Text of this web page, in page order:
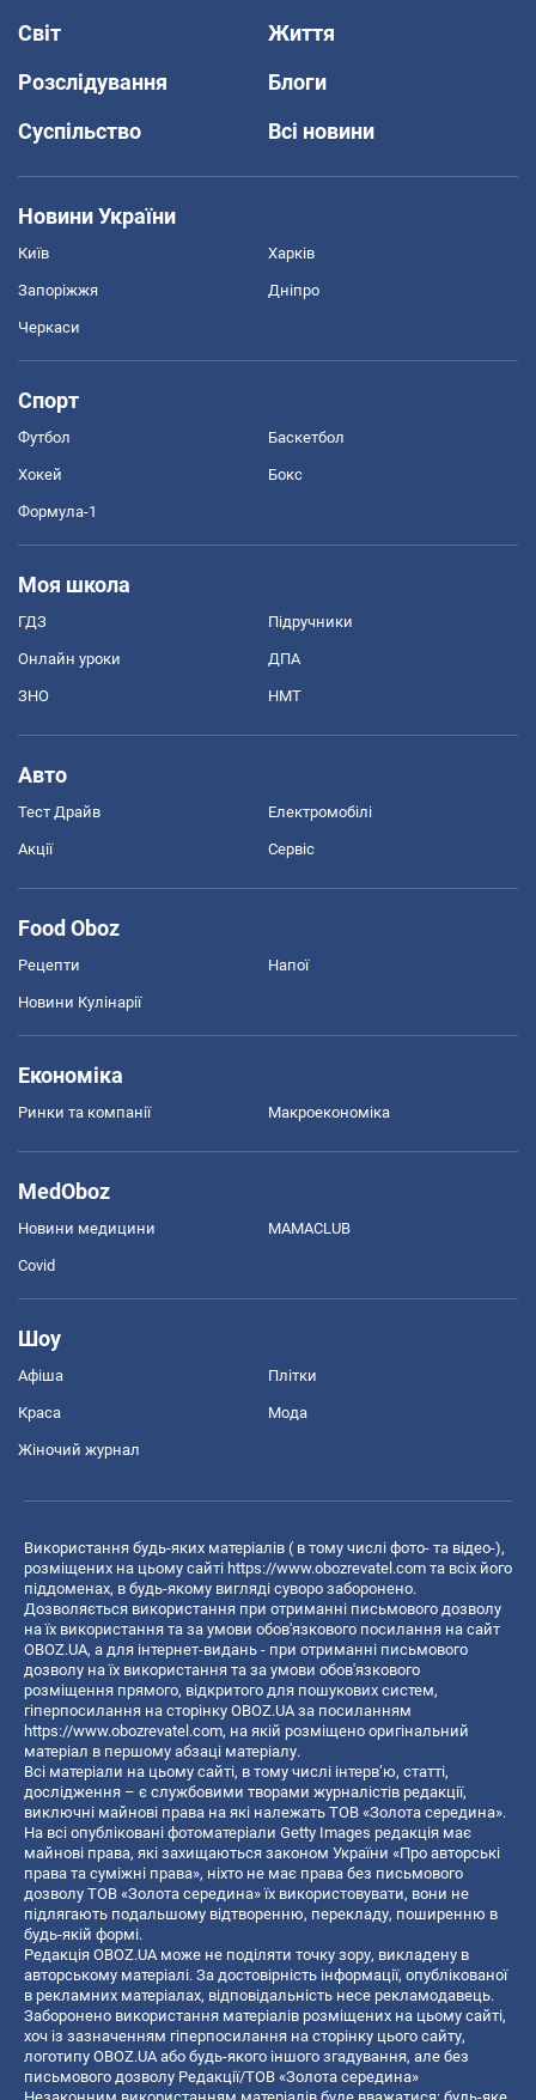
Світ
Життя
Розслідування
Блоги
Суспільство
Всі новини
Новини України
Київ Харків
Запоріжжя Дніпро
Черкаси
Спорт
Футбол Баскетбол
Хокей Бокс
Формула-1
Моя школа
ГДЗ Підручники
Онлайн уроки ДПА
ЗНО НМТ
Авто
Тест Драйв Електромобілі
Акції Сервіс
Food Oboz
Рецепти Напої
Новини Кулінарії
Економіка
Ринки та компанії Макроекономіка
MedOboz
Новини медицини MAMACLUB
Covid
Шоу
Афіша Плітки
Краса Мода
Жіночий журнал
Використання будь-яких матеріалів ( в тому числі фото- та відео-),
розміщених на цьому сайті https://www.obozrevatel.com та всіх його
піддоменах, в будь-якому вигляді суворо заборонено.
Дозволяється використання при отриманні письмового дозволу
на їх використання та за умови обов'язкового посилання на сайт
OBOZ.UA, а для інтернет-видань - при отриманні письмового
дозволу на їх використання та за умови обов'язкового
розміщення прямого, відкритого для пошукових систем,
гіперпосилання на сторінку OBOZ.UA за посиланням
https://www.obozrevatel.com, на якій розміщено оригінальний
матеріал в першому абзаці матеріалу.
Всі матеріали на цьому сайті, в тому числі інтерв’ю, статті,
дослідження – є службовими творами журналістів редакції,
виключні майнові права на які належать ТОВ «Золота середина».
На всі опубліковані фотоматеріали Getty Images редакція має
майнові права, які захищаються законом України «Про авторські
права та суміжні права», ніхто не має права без письмового
дозволу ТОВ «Золота середина» їх використовувати, вони не
підлягають подальшому відтворенню, перекладу, поширенню в
будь-якій формі.
Редакція OBOZ.UA може не поділяти точку зору, викладену в
авторському матеріалі. За достовірність інформації, опублікованої
в рекламних матеріалах, відповідальність несе рекламодавець.
Заборонено використання матеріалів розміщених на цьому сайті,
хоч із зазначенням гіперпосилання на сторінку цього сайту,
логотипу OBOZ.UA або будь-якого іншого згадування, але без
письмового дозволу Редакції/ТОВ «Золота середина»